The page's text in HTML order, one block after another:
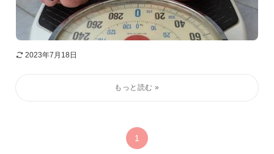
2023年7月18日
1